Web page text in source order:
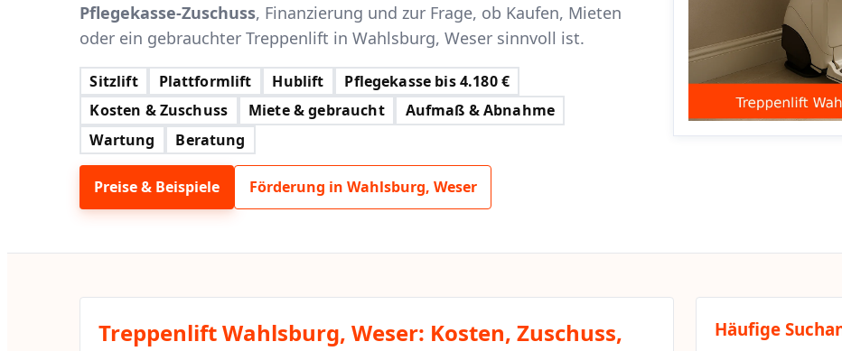
Pflegekasse-Zuschuss, Finanzierung und zur Frage, ob Kaufen, Mieten
oder ein gebrauchter Treppenlift in Wahlsburg, Weser sinnvoll ist.
Sitzlift Plattformlift Hublift
Pflegekasse bis 4.180 €
Kosten & Zuschuss
Miete & gebraucht
Aufmaß & Abnahme
Wartung
Beratung
Preise & Beispiele Förderung in Wahlsburg, Weser
Treppenlift Wahlsburg, Weser: Kosten, Zuschuss,
Häufige